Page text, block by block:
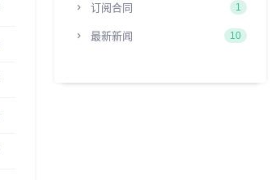
订阅合同 1
最新新闻 10